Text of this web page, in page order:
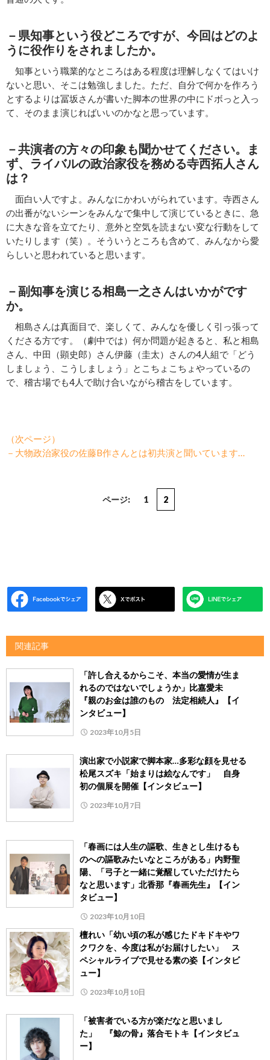
－ 県知事という役どころですが、 今回はどのよ
うに役作りをされましたか。
知事という職業的なところはある程度は理解しなくてはいけ
ないと思い、そこは勉強しました。ただ、自分で何かを作ろう
とするよりは冨坂さんが書いた脚本の世界の中にドボっと入っ
て、そのまま演じればいいのかなと思っています。
－共演者の方々の印象も聞かせてください。ま
ず、ライバルの政治家役を務める寺西拓人さん
は？
面白い人ですよ。みんなにかわいがられています。寺西さん
の出番がないシーンをみんなで集中して演じているときに、急
に大きな音を立てたり、意外と空気を読まない変な行動をして
いたりします（笑）。そういうところも含めて、みんなから愛
らしいと思われていると思います。
－副知事を演じる相島一之さんはいかがです
か。
相島さんは真面目で、楽しくて、みんなを優しく引っ張って
くださる方です。（劇中では）何か問題が起きると、私と相島
さん、中田（顕史郎）さん伊藤（圭太）さんの4人組で「どう
しましょう、こうしましょう」とこちょこちょやっているの
で、稽古場でも4人で助け合いながら稽古をしています。
（次ページ）
－大物政治家役の佐藤B作さんとは初共演と聞いています…
ページ: 1 2
関連記事
「許し合えるからこそ、本当の愛情が生ま
れるのではないでしょうか」比嘉愛未
『親のお金は誰のもの 法定相続人』【イ
ンタビュー】
2023年10月5日
演出家で小説家で脚本家…多彩な顔を見せる
松尾スズキ「始まりは絵なんです」 自身
初の個展を開催【インタビュー】
2023年10月7日
「春画には人生の謳歌、生きとし生けるも
のへの謳歌みたいなところがある」内野聖
陽、「弓子と一緒に覚醒していただけたら
なと思います」北香那『春画先生』【イン
タビュー】
2023年10月10日
檀れい「幼い頃の私が感じたドキドキやワ
クワクを、今度は私がお届けしたい」 ス
ペシャルライブで見せる素の姿【インタビ
ュー】
2023年10月10日
「被害者でいる方が楽だなと思いまし
た」 『鯨の骨』落合モトキ【インタビュ
ー】